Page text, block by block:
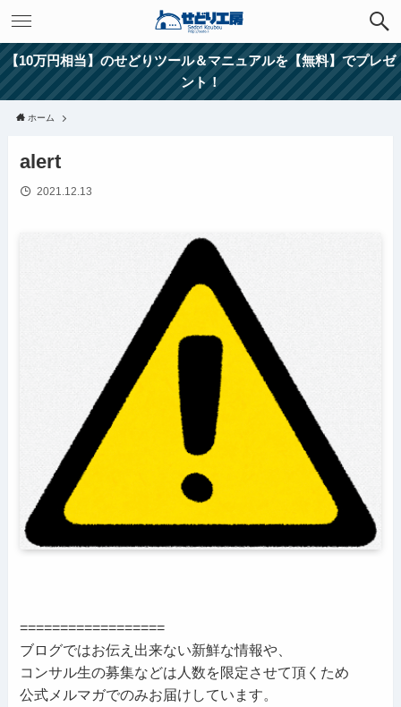
【10万円相当】のせどりツール＆マニュアルを【無料】でプレゼ
ント！
ホーム
alert
2021.12.13
==================
ブログではお伝え出来ない新鮮な情報や、
コンサル生の募集などは人数を限定させて頂くため
公式メルマガでのみお届けしています。